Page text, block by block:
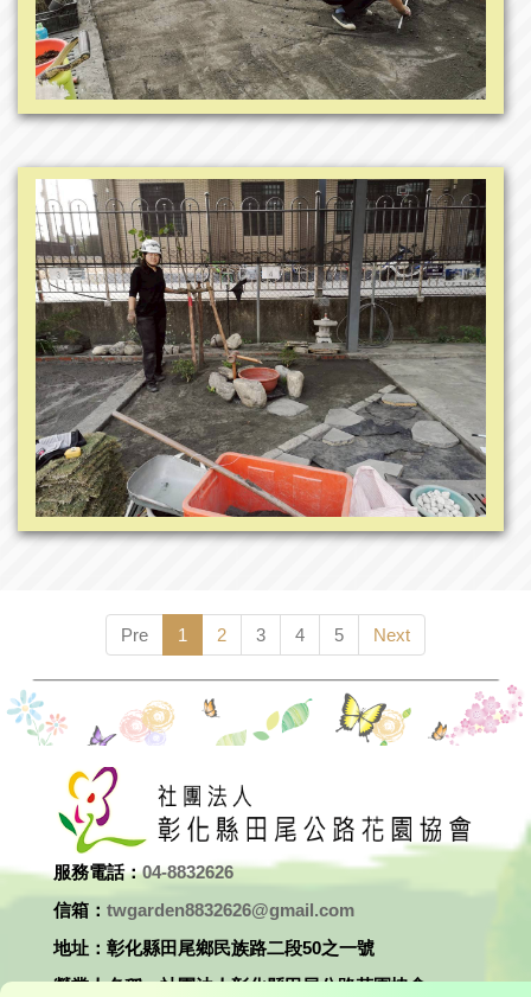
Pre 1 2 3 4 5 Next
服務電話：04-8832626
信箱： twgarden8832626@gmail.com
地址：彰化縣田尾鄉民族路二段50之一號
營業人名稱：社團法人彰化縣田尾公路花園協會